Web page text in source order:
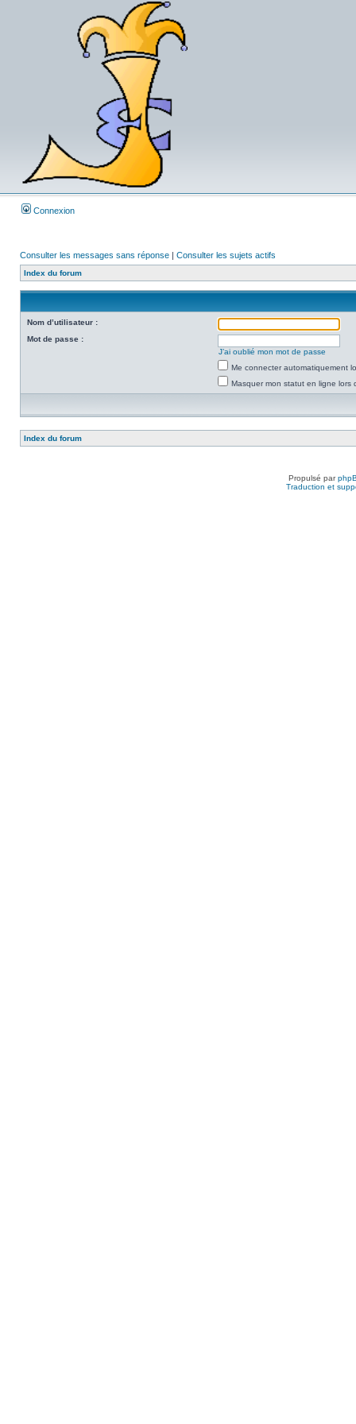
Connexion
Consulter les messages sans réponse | Consulter les sujets actifs
Index du forum
Nom d’utilisateur :
Mot de passe :
J’ai oublié mon mot de passe
Me connecter automatiquement
Masquer mon statut en ligne lors
Index du forum
Propulsé par
Traduction et